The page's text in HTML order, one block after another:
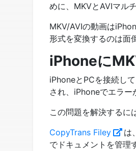
めに、MKVとAVIマル
MKV/AVIの動画は
形式を変換するのは面
iPhoneに
iPhoneとPCを接続し
され、iPhoneでエラー
この問題を解決するに
CopyTrans Filey
は
でドキュメントを管理